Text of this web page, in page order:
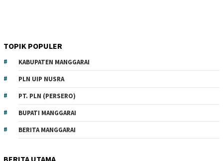
TOPIK POPULER
KABUPATEN MANGGARAI
PLN UIP NUSRA
PT. PLN (PERSERO)
BUPATI MANGGARAI
BERITA MANGGARAI
BERITA UTAMA